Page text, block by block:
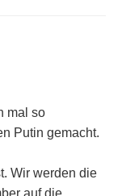
mal so
Putin gemacht.
Wir werden die